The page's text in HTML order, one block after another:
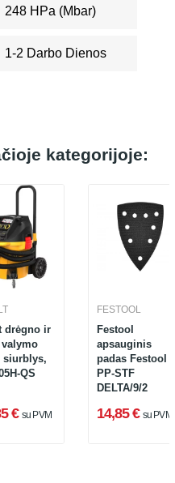
248 HPa (mbar)
1-2 Darbo Dienos
kategorijoje:
drėgno ir
siurblys,
QS
€ su PVM
FESTOOL
Festool
apsauginis
padas Festool
PP-STF
DELTA/9/2
14,85 € su PVM